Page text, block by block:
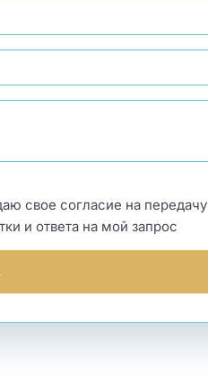
свое согласие на передачу
и ответа на мой запрос